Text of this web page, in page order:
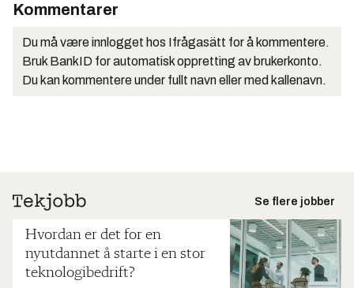
Kommentarer
Du må være innlogget hos Ifrågasätt for å kommentere.
Bruk BankID for automatisk oppretting av brukerkonto.
Du kan kommentere under fullt navn eller med kallenavn.
Se flere jobber
Hvordan er det for en
nyutdannet å starte i en stor
teknologibedrift?